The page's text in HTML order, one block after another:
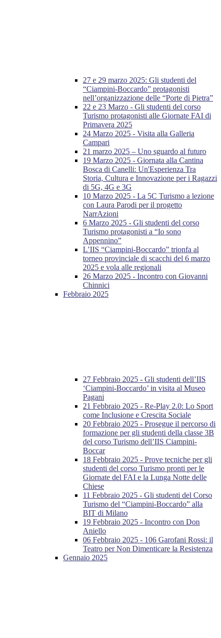
27 e 29 marzo 2025: Gli studenti del
“Ciampini-Boccardo” protagonisti
nell’organizzazione delle “Porte di Pietra”
22 e 23 Marzo - Gli studenti del corso
Turismo protagonisti alle Giornate FAI di
Primavera 2025
24 Marzo 2025 - Visita alla Galleria
Campari
21 marzo 2025 – Uno sguardo al futuro
19 Marzo 2025 - Giornata alla Cantina
Bosca di Canelli: Un'Esperienza Tra
Storia, Cultura e Innovazione per i Ragazzi
di 5G, 4G e 3G
10 Marzo 2025 - La 5C Turismo a lezione
con Laura Parodi per il progetto
NarrAzioni
6 Marzo 2025 - Gli studenti del corso
Turismo protagonisti a “Io sono
Appennino”
L’IIS “Ciampini-Boccardo” trionfa al
torneo provinciale di scacchi del 6 marzo
2025 e vola alle regionali
26 Marzo 2025 - Incontro con Giovanni
Chinnici
Febbraio 2025
27 Febbraio 2025 - Gli studenti dell’IIS
‘Ciampini-Boccardo’ in visita al Museo
Pagani
21 Febbraio 2025 - Re-Play 2.0: Lo Sport
come Inclusione e Crescita Sociale
20 Febbraio 2025 - Prosegue il percorso di
formazione per gli studenti della classe 3B
del corso Turismo dell’IIS Ciampini-
Boccar
18 Febbraio 2025 - Prove tecniche per gli
studenti del corso Turismo pronti per le
Giornate del FAI e la Lunga Notte delle
Chiese
11 Febbraio 2025 - Gli studenti del Corso
Turismo del “Ciampini-Boccardo” alla
BIT di Milano
19 Febbraio 2025 - Incontro con Don
Aniello
06 Febbraio 2025 - 106 Garofani Rossi: il
Teatro per Non Dimenticare la Resistenza
Gennaio 2025